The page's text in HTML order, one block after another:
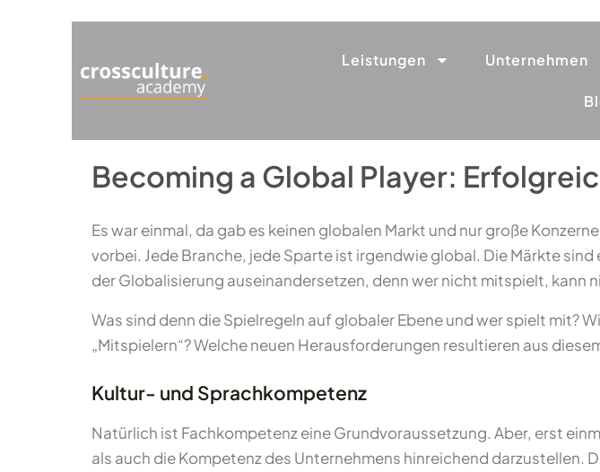
Leistungen Unternehmen
Becoming a Global Player:
Es war einmal, da gab es keinen globalen Markt und nur große
vorbei. Jede Branche, jede Sparte ist irgendwie global. Die Märkte
der Globalisierung auseinandersetzen, denn wer nicht mitspielt, kann
Was sind denn die Spielregeln auf globaler Ebene und wer spielt mit?
„Mitspielern“? Welche neuen Herausforderungen resultieren aus
Kultur- und Sprachkompetenz
Natürlich ist Fachkompetenz eine Grundvoraussetzung. Aber, erst
als auch die Kompetenz des Unternehmens hinreichend darzustellen.